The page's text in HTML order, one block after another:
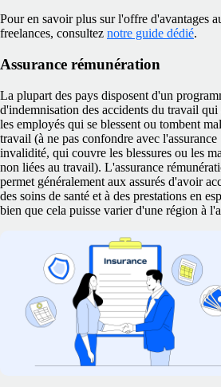
Pour en savoir plus sur l'offre d'avantages
freelances, consultez notre guide dédié.
Assurance rémunération
La plupart des pays disposent d'un
d'indemnisation des accidents du travail qui
les employés qui se blessent ou tombent
travail (à ne pas confondre avec l'assurance
invalidité, qui couvre les blessures ou les
non liées au travail). L'assurance
permet généralement aux assurés d'avoir
des soins de santé et à des prestations en
bien que cela puisse varier d'une région à